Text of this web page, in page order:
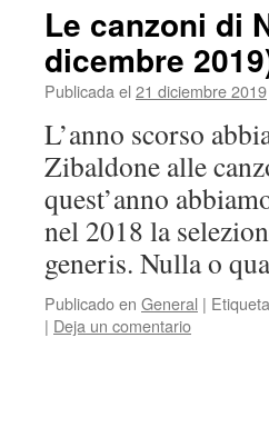
Le canzoni di
dicembre
Publicada el 21 diciembre 2019
L’anno scorso
Zibaldone alle
quest’anno
nel 2018 la
generis. Nulla o
Publicado en General |
| Deja un comentario